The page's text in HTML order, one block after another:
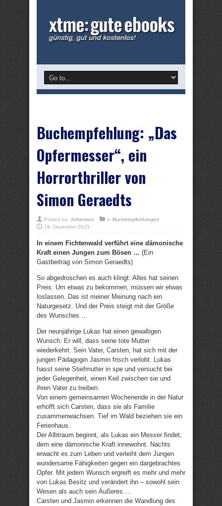
Buchempfehlung: „Das
Opfermesser“, ein
Horrorthriller von
Simon Geraedts
Posted by: Johannes in Buchempfehlungen
19. Dezember 2015
In einem Fichtenwald verführt eine dämonische
Kraft einen Jungen zum Bösen … (Ein
Gastbeitrag von Simon Geraedts)
So abgedroschen es auch klingt: Alles hat seinen
Preis. Um etwas zu bekommen, müssen wir etwas
loslassen. Das ist meiner Meinung nach ein
Naturgesetz. Und der Preis steigt mit der Größe
des Wunsches …
Der neunjährige Lukas hat einen gewaltigen
Wunsch: Er will, dass seine tote Mutter
wiederkehrt. Sein Vater, Carsten, hat sich mit der
jungen Pädagogin Jasmin frisch verlobt. Lukas
hasst seine Stiefmutter in spe und versucht bei
jeder Gelegenheit, einen Keil zwischen sie und
ihren Vater zu treiben.
Von einem gemeinsamen Wochenende in der Natur
erhofft sich Carsten, dass sie als Familie
zusammenwachsen. Tief im Wald beziehen sie ein
Ferienhaus.
Der Albtraum beginnt, als Lukas ein Messer findet,
dem eine dämonische Kraft innewohnt. Nachts
erwacht es zum Leben und verleiht dem Jungen
wundersame Fähigkeiten gegen ein dargebrachtes
Opfer. Mit jedem Wunsch ergreift es mehr und mehr
von Lukas Besitz und verändert ihn – sowohl sein
Wesen als auch sein Äußeres …
Carsten und Jasmin erkennen die Wandlung des